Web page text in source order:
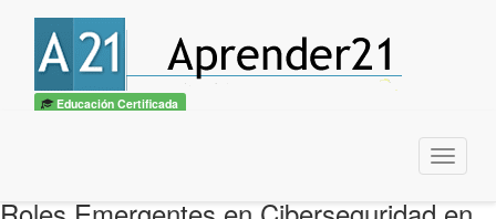
Educación Certificada
Menu